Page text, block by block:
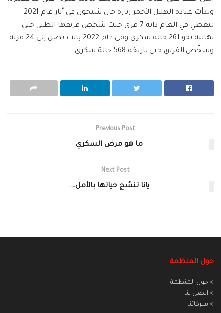
وبدأت عيادة الهلال الأحمر زيارة خان شيخون في أيار عام 2021
لتغطي في العام ذاته 7 قرى حيث شخص فريقها الطبي حتى
نهايته نحو 261 حالة سكري وفي عام 2022 باتت تصل إلى 24 قرية
وشخّص الفريق حتى تاريخه 568 حالة سكري.
Previous Post
ما هو مرض السكري
Next Post
يانا تنسُج حياتها بالأمل….
حول المنظمة
> حول المنظمة
> اتصل بنا
> شركائنا